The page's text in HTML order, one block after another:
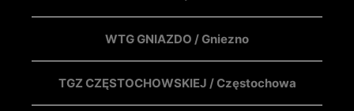
WTG GNIAZDO / Gniezno
TGZ CZĘSTOCHOWSKIEJ / Częstochowa